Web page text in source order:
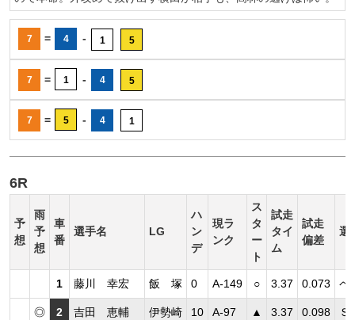
7 = 4 - 1 5
7 = 1 - 4 5
7 = 5 - 4 1
6R
予
想
雨
予
想
車
番
選手名 LG
ハ
ン
デ
現ラ
ンク
ス
タ
ー
ト
試走
タイ
ム
試走
偏差
選
1 藤川 幸宏 飯 塚 0 A-149 ○ 3.37 0.073 ペ
◎ 2 吉田 恵輔 伊勢崎 10 A-97 ▲ 3.37 0.098 Ｓ